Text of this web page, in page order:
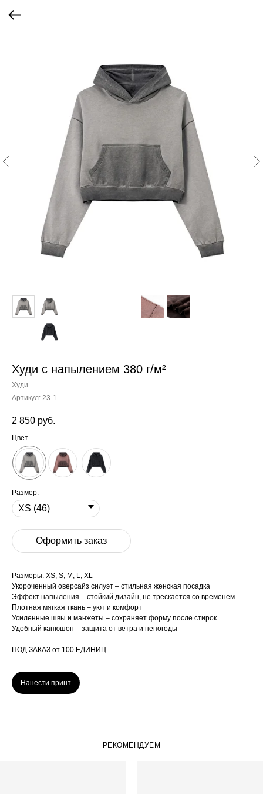
Худи с напылением 380 г/м²
Худи
Артикул: 23-1
2 850 руб.
Цвет
Размер:
Оформить заказ
Размеры: XS, S, M, L, XL
Укороченный оверсайз силуэт – стильная женская посадка
Эффект напыления – стойкий дизайн, не трескается со временем
Плотная мягкая ткань – уют и комфорт
Усиленные швы и манжеты – сохраняет форму после стирок
Удобный капюшон – защита от ветра и непогоды
ПОД ЗАКАЗ от 100 ЕДИНИЦ
Нанести принт
РЕКОМЕНДУЕМ